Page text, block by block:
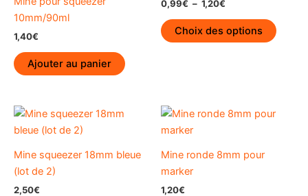
10mm/90ml
1,40€
Ajouter au panier
0,99€ – 1,20€
prix :
0,99€
Choix des options
produit
Mine squeezer 18mm bleue
(lot de 2)
2,50€
Mine ronde 8mm pour
marker
1,20€